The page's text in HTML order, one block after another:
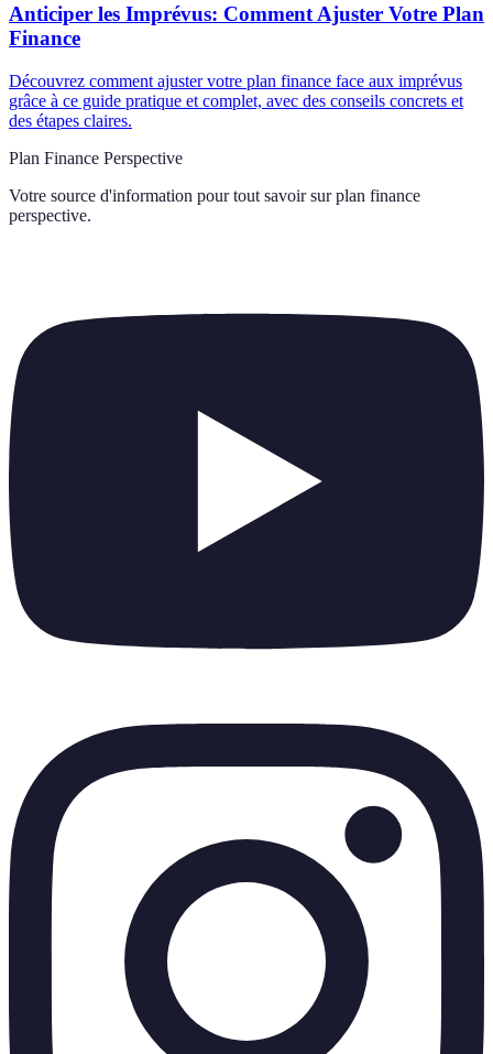
Anticiper les Imprévus: Comment Ajuster Votre Plan
Finance
Découvrez comment ajuster votre plan finance face aux imprévus
grâce à ce guide pratique et complet, avec des conseils concrets et
des étapes claires.
Plan Finance Perspective
Votre source d'information pour tout savoir sur plan finance
perspective.